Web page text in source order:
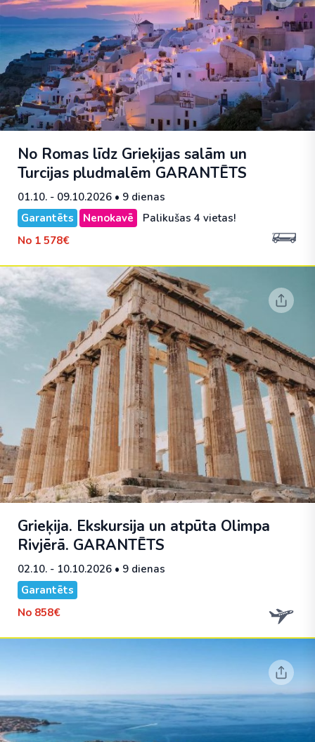
No Romas līdz Grieķijas salām un
Turcijas pludmalēm GARANTĒTS
01.10. - 09.10.2026 • 9 dienas
Garantēts
Nenokavē
Palikušas 4 vietas!
No 1 578€
Grieķija. Ekskursija un atpūta Olimpa
Rivjērā. GARANTĒTS
02.10. - 10.10.2026 • 9 dienas
Garantēts
No 858€